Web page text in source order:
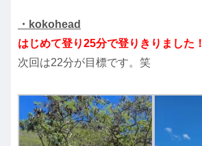
・kokohead
はじめて登り25分で登りきりました！
次回は22分が目標です。笑